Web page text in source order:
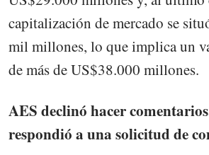
capitalización de mercado se
mil millones, lo que implica un
de más de US$38.000 millones.
AES declinó hacer
respondió a una solicitud de